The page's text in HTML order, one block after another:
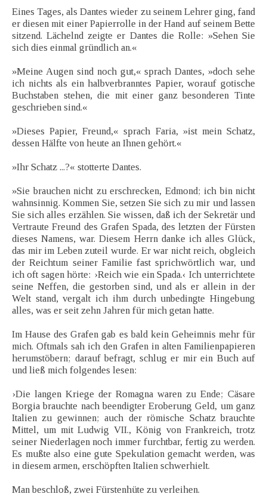
Eines Tages, als Dantes wieder zu seinem Lehrer ging, fand
er diesen mit einer Papierrolle in der Hand auf seinem Bette
sitzend. Lächelnd zeigte er Dantes die Rolle: »Sehen Sie
sich dies einmal gründlich an.«
»Meine Augen sind noch gut,« sprach Dantes, »doch sehe
ich nichts als ein halbverbranntes Papier, worauf gotische
Buchstaben stehen, die mit einer ganz besonderen Tinte
geschrieben sind.«
»Dieses Papier, Freund,« sprach Faria, »ist mein Schatz,
dessen Hälfte von heute an Ihnen gehört.«
»Ihr Schatz ...?« stotterte Dantes.
»Sie brauchen nicht zu erschrecken, Edmond; ich bin nicht
wahnsinnig. Kommen Sie, setzen Sie sich zu mir und lassen
Sie sich alles erzählen. Sie wissen, daß ich der Sekretär und
Vertraute Freund des Grafen Spada, des letzten der Fürsten
dieses Namens, war. Diesem Herrn danke ich alles Glück,
das mir im Leben zuteil wurde. Er war nicht reich, obgleich
der Reichtum seiner Familie fast sprichwörtlich war, und
ich oft sagen hörte: ›Reich wie ein Spada.‹ Ich unterrichtete
seine Neffen, die gestorben sind, und als er allein in der
Welt stand, vergalt ich ihm durch unbedingte Hingebung
alles, was er seit zehn Jahren für mich getan hatte.
Im Hause des Grafen gab es bald kein Geheimnis mehr für
mich. Oftmals sah ich den Grafen in alten Familienpapieren
herumstöbern; darauf befragt, schlug er mir ein Buch auf
und ließ mich folgendes lesen:
›Die langen Kriege der Romagna waren zu Ende; Cäsare
Borgia brauchte nach beendigter Eroberung Geld, um ganz
Italien zu gewinnen; auch der römische Schatz brauchte
Mittel, um mit Ludwig VII., König von Frankreich, trotz
seiner Niederlagen noch immer furchtbar, fertig zu werden.
Es mußte also eine gute Spekulation gemacht werden, was
in diesem armen, erschöpften Italien schwerhielt.
Man beschloß, zwei Fürstenhüte zu verleihen.